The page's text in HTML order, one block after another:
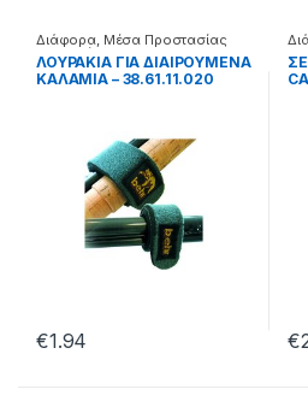
Διάφορα, Μέσα Προστασίας
Καλαμιών
ΛΟΥΡΑΚΙΑ ΓΙΑ ΔΙΑΙΡΟΥΜΕΝΑ
ΚΑΛΑΜΙΑ – 38.61.11.020
€1.94 €